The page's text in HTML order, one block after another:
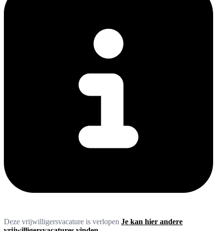
Deze vrijwilligersvacature is verlopen Je kan hier andere